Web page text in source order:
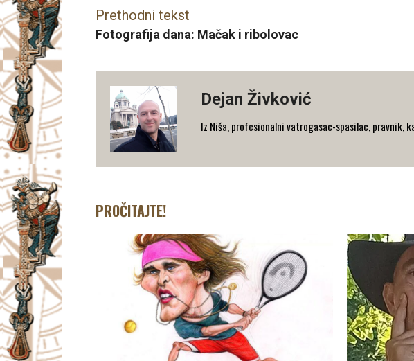
Prethodni tekst
Fotografija dana: Mačak i ribolovac
Dejan Živković
Iz Niša, profesionalni vatrogasac-spasilac,
PROČITAJTE!